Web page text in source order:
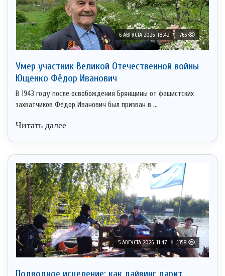
6 АВГУСТА 2026, 18:42 765
Умер участник Великой Отечественной войны
Ющенко Фёдор Иванович
В 1943 году после освобождения Брянщины от фашистских
захватчиков Федор Иванович был призван в ...
Читать далее
5 АВГУСТА 2026, 11:47 1358
Подводное исцеление: как дайвинг дарит